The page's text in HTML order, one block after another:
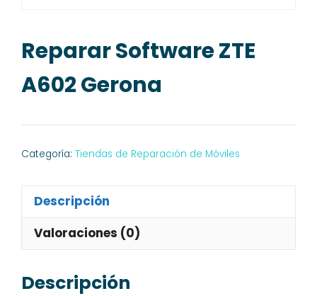
Reparar Software ZTE
A602 Gerona
Categoría: Tiendas de Reparación de Móviles
Descripción
Valoraciones (0)
Descripción